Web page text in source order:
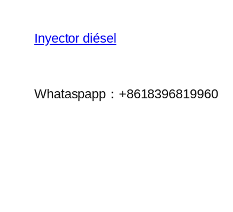
Inyector diésel
Whataspapp：+8618396819960